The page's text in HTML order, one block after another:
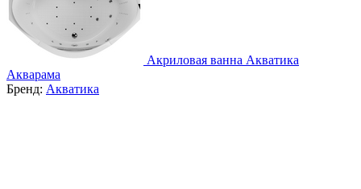
Акриловая ванна Акватика
Акварама
Бренд: Акватика